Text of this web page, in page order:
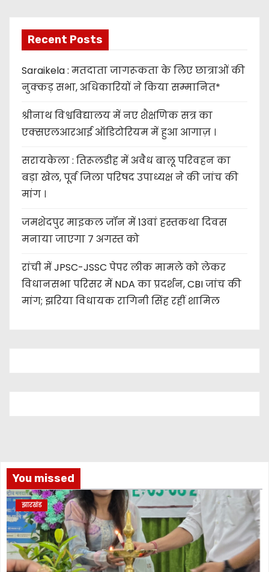
Recent Posts
Saraikela : मतदाता जागरूकता के लिए छात्राओं की
नुक्कड़ सभा, अधिकारियों ने किया सम्मानित*
श्रीनाथ विश्वविद्यालय में नए शैक्षणिक सत्र का
एक्सएलआरआई ऑडिटोरियम में हुआ आगाज़ ।
सरायकेला : तिरूलडीह में अवैध बालू परिवहन का
बड़ा खेल, पूर्व जिला परिषद उपाध्यक्ष ने की जांच की
मांग ।
जमशेदपुर माइकल जॉन में 13वां हस्तकथा दिवस
मनाया जाएगा 7 अगस्त को
रांची में JPSC-JSSC पेपर लीक मामले को लेकर
विधानसभा परिसर में NDA का प्रदर्शन, CBI जांच की
मांग; झरिया विधायक रागिनी सिंह रहीं शामिल
You missed
झारखंड